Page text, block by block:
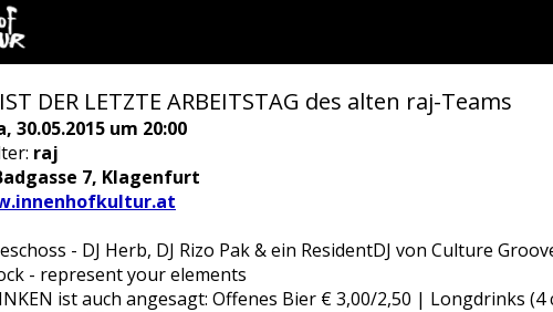
DER LETZTE ARBEITSTAG des alten raj-Teams
30.05.2015 um 20:00
raj
7, Klagenfurt
- DJ Herb, DJ Rizo Pak & ein ResidentDJ von Culture
- represent your elements
ist auch angesagt: Offenes Bier € 3,00/2,50 | Longdrinks (4